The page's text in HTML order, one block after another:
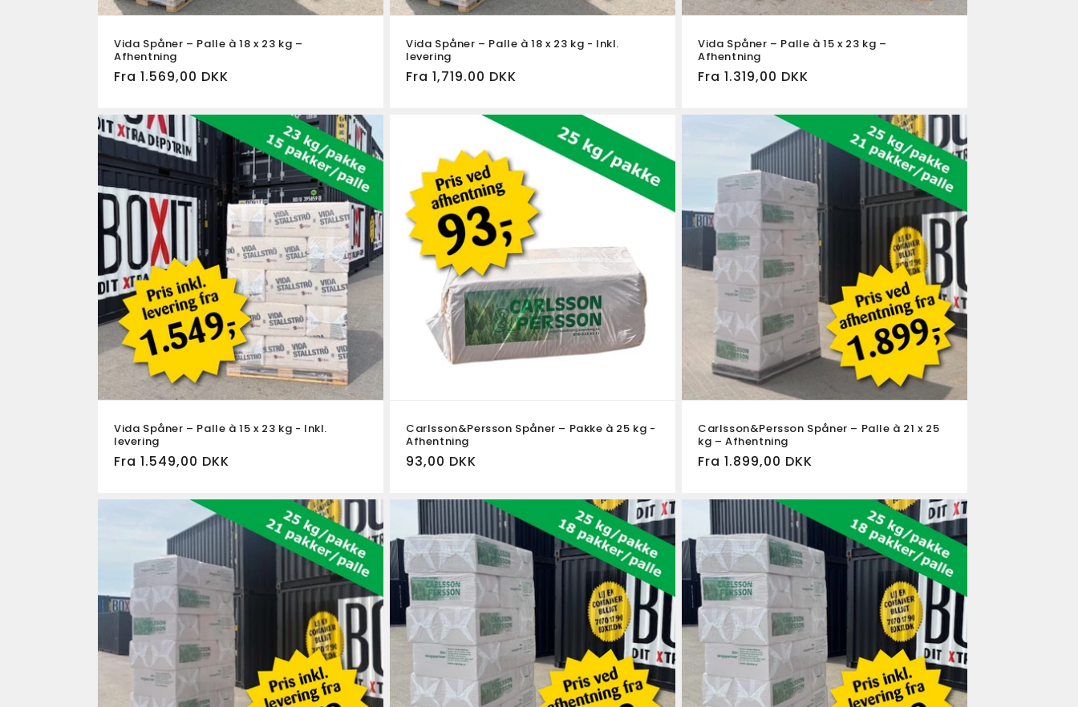
Vida Spåner – Palle à 18 x 23 kg –
Afhentning
Normalpris
Fra 1.569,00 DKK
Vida Spåner – Palle à 18 x 23 kg - Inkl.
levering
Fra 1,719.00 DKK
Vida Spåner – Palle à 15 x 23 kg –
Afhentning
Normalpris
Fra 1.319,00 DKK
Vida Spåner – Palle à 15 x 23 kg - Inkl.
levering
Fra 1.549,00 DKK
Carlsson&Persson Spåner – Pakke à 25 kg -
Afhentning
Normalpris
93,00 DKK
Carlsson&Persson Spåner – Palle à 21 x 25
kg – Afhentning
Normalpris
Fra 1.899,00 DKK